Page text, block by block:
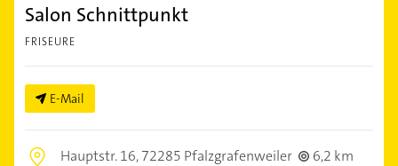
Salon Schnittpunkt
FRISEURE
E-Mail
Hauptstr. 16,72285 Pfalzgrafenweiler
6,2 km